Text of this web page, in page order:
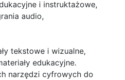
i instruktażowe,
audio,
tekstowe i wizualne,
edukacyjne.
narzędzi cyfrowych do